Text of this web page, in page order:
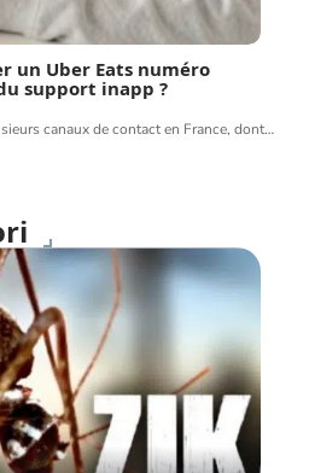
un Uber Eats numéro
support inapp ?
canaux de contact en France, dont…